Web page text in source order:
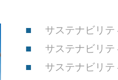
サステナビリテ
サステナビリテ
サステナビリ